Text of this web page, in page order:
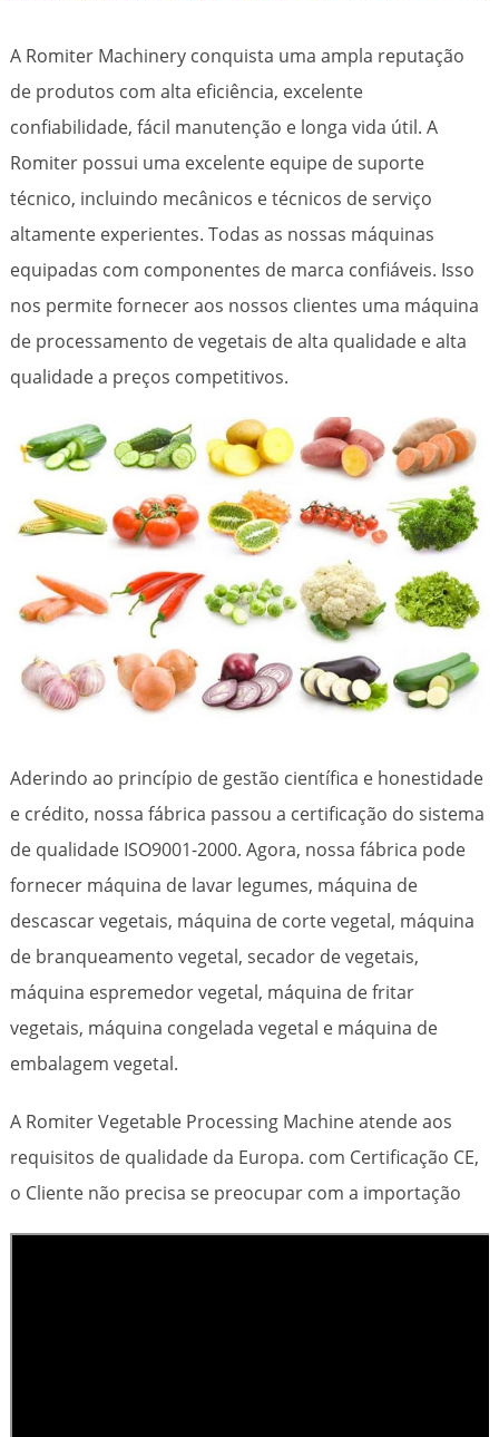
A Romiter Machinery conquista uma ampla reputação
de produtos com alta eficiência, excelente
confiabilidade, fácil manutenção e longa vida útil. A
Romiter possui uma excelente equipe de suporte
técnico, incluindo mecânicos e técnicos de serviço
altamente experientes. Todas as nossas máquinas
equipadas com componentes de marca confiáveis. Isso
nos permite fornecer aos nossos clientes uma máquina
de processamento de vegetais de alta qualidade e alta
qualidade a preços competitivos.
Aderindo ao princípio de gestão científica e honestidade
e crédito, nossa fábrica passou a certificação do sistema
de qualidade ISO9001-2000. Agora, nossa fábrica pode
fornecer máquina de lavar legumes, máquina de
descascar vegetais, máquina de corte vegetal, máquina
de branqueamento vegetal, secador de vegetais,
máquina espremedor vegetal, máquina de fritar
vegetais, máquina congelada vegetal e máquina de
embalagem vegetal.
A Romiter Vegetable Processing Machine atende aos
requisitos de qualidade da Europa. com Certificação CE,
o Cliente não precisa se preocupar com a importação